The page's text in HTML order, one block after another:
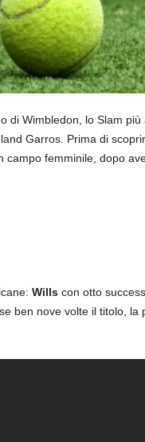
di Wimbledon, lo Slam
Garros. Prima di
femminile, dopo
Willscon otto
ben nove volte il titolo, la